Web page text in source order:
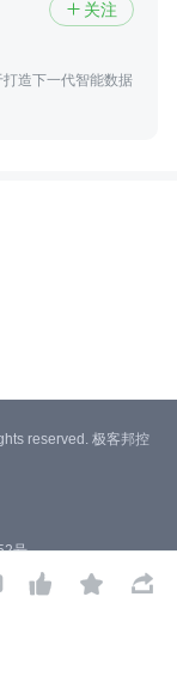
 关注
造下一代智能数据
  
reserved. 极客邦控
号